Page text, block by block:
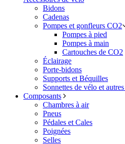
Bidons
Cadenas
Pompes et gonfleurs CO2
Pompes à pied
Pompes à main
Cartouches de CO2
Éclairage
Porte-bidons
Supports et Béquilles
Sonnettes de vélo et
Composants
Chambres à air
Pneus
Pédales et Cales
Poignées
Selles